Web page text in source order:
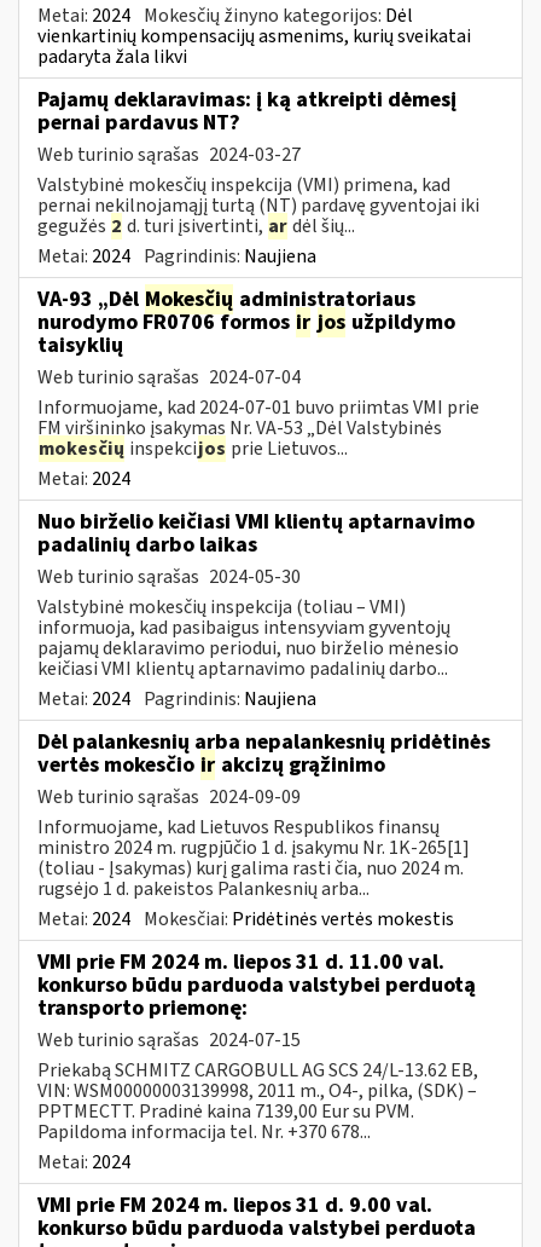
Metai: 2024 Mokesčių žinyno kategorijos: Dėl
vienkartinių kompensacijų asmenims, kurių sveikatai
padaryta žala likvi
Pajamų deklaravimas: į ką atkreipti dėmesį
pernai pardavus NT?
Web turinio sąrašas 2024-03-27
Valstybinė mokesčių inspekcija (VMI) primena, kad
pernai nekilnojamąjį turtą (NT) pardavę gyventojai iki
gegužės 2 d. turi įsivertinti, ardėl šių...
Metai: 2024 Pagrindinis: Naujiena
VA-93 „Dėl Mokesčių administratoriaus
nurodymo FR0706 formos ir jos užpildymo
taisyklių
Web turinio sąrašas 2024-07-04
Informuojame, kad 2024-07-01 buvo priimtas VMI prie
FM viršininko įsakymas Nr. VA-53 „Dėl Valstybinės
mokesčių inspekcijos prie Lietuvos...
Metai: 2024
Nuo birželio keičiasi VMI klientų aptarnavimo
padalinių darbo laikas
Web turinio sąrašas 2024-05-30
Valstybinė mokesčių inspekcija (toliau – VMI)
informuoja, kad pasibaigus intensyviam gyventojų
pajamų deklaravimo periodui, nuo birželio mėnesio
keičiasi VMI klientų aptarnavimo padalinių darbo...
Metai: 2024 Pagrindinis: Naujiena
Dėl palankesnių arba nepalankesnių pridėtinės
vertės mokesčio ir akcizų grąžinimo
Web turinio sąrašas 2024-09-09
Informuojame, kad Lietuvos Respublikos finansų
ministro 2024 m. rugpjūčio 1 d. įsakymu Nr. 1K-265[1]
(toliau - Įsakymas) kurį galima rasti čia, nuo 2024 m.
rugsėjo 1 d. pakeistos Palankesnių arba...
Metai: 2024 Mokesčiai: Pridėtinės vertės mokestis
VMI prie FM 2024 m. liepos 31 d. 11.00 val.
konkurso būdu parduoda valstybei perduotą
transporto priemonę:
Web turinio sąrašas 2024-07-15
Priekabą SCHMITZ CARGOBULL AG SCS 24/L-13.62 EB,
VIN: WSM00000003139998, 2011 m., O4-, pilka, (SDK) –
PPTMECTT. Pradinė kaina 7139,00 Eur su PVM.
Papildoma informacija tel. Nr. +370 678...
Metai: 2024
VMI prie FM 2024 m. liepos 31 d. 9.00 val.
konkurso būdu parduoda valstybei perduota